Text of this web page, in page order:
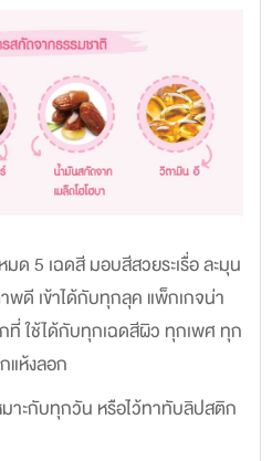
ด 5 เฉดสี มอบสีสวยระเรื่อ ละมุน
พดี เข้าได้กับทุกลุค แพ็กเกจน่า
ใช้ได้กับทุกเฉดสีผิว ทุกเพศ ทุก
แห้งลอก
าะกับทุกวัน หรือไว้ทาทับลิปสติก